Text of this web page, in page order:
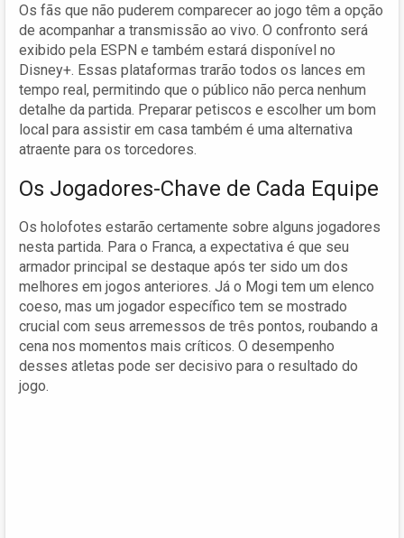
Os fãs que não puderem comparecer ao jogo têm a opção
de acompanhar a transmissão ao vivo. O confronto será
exibido pela ESPN e também estará disponível no
Disney+. Essas plataformas trarão todos os lances em
tempo real, permitindo que o público não perca nenhum
detalhe da partida. Preparar petiscos e escolher um bom
local para assistir em casa também é uma alternativa
atraente para os torcedores.
Os Jogadores-Chave de Cada Equipe
Os holofotes estarão certamente sobre alguns jogadores
nesta partida. Para o Franca, a expectativa é que seu
armador principal se destaque após ter sido um dos
melhores em jogos anteriores. Já o Mogi tem um elenco
coeso, mas um jogador específico tem se mostrado
crucial com seus arremessos de três pontos, roubando a
cena nos momentos mais críticos. O desempenho
desses atletas pode ser decisivo para o resultado do
jogo.